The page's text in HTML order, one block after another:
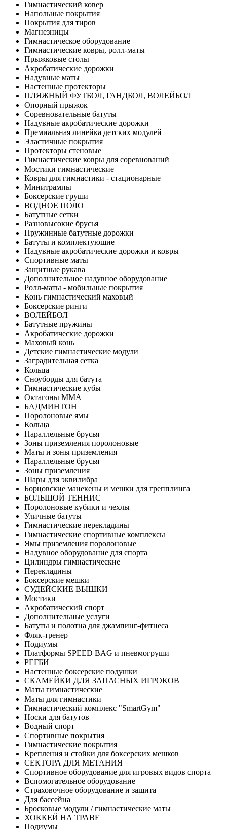
Гимнастический ковер
Напольные покрытия
Покрытия для тиров
Магнезницы
Гимнастическое оборудование
Гимнастические ковры, ролл-маты
Прыжковые столы
Акробатические дорожки
Надувные маты
Настенные протекторы
ПЛЯЖНЫЙ ФУТБОЛ, ГАНДБОЛ, ВОЛЕЙБОЛ
Опорный прыжок
Соревновательные батуты
Надувные акробатические дорожки
Премиальная линейка детских модулей
Эластичные покрытия
Протекторы стеновые
Гимнастические ковры для соревнований
Мостики гимнастические
Ковры для гимнастики - стационарные
Минитрампы
Боксерские груши
ВОДНОЕ ПОЛО
Батутные сетки
Разновысокие брусья
Пружинные батутные дорожки
Батуты и комплектующие
Надувные акробатические дорожки и ковры
Спортивные маты
Защитные рукава
Дополнительное надувное оборудование
Ролл-маты - мобильные покрытия
Конь гимнастический маховый
Боксерские ринги
ВОЛЕЙБОЛ
Батутные пружины
Акробатические дорожки
Маховый конь
Детские гимнастические модули
Заградительная сетка
Кольца
Сноуборды для батута
Гимнастические кубы
Октагоны MMA
БАДМИНТОН
Поролоновые ямы
Кольца
Параллельные брусья
Зоны приземления поролоновые
Маты и зоны приземления
Параллельные брусья
Зоны приземления
Шары для эквилибра
Борцовские манекены и мешки для грепплинга
БОЛЬШОЙ ТЕННИС
Поролоновые кубики и чехлы
Уличные батуты
Гимнастические перекладины
Гимнастические спортивные комплексы
Ямы приземления поролоновые
Надувное оборудование для спорта
Цилиндры гимнастические
Перекладины
Боксерские мешки
СУДЕЙСКИЕ ВЫШКИ
Мостики
Акробатический спорт
Дополнительные услуги
Батуты и полотна для джампинг-фитнеса
Фляк-тренер
Подиумы
Платформы SPEED BAG и пневмогруши
РЕГБИ
Настенные боксерские подушки
СКАМЕЙКИ ДЛЯ ЗАПАСНЫХ ИГРОКОВ
Маты гимнастические
Маты для гимнастики
Гимнастический комплекс "SmartGym"
Носки для батутов
Водный спорт
Спортивные покрытия
Гимнастические покрытия
Крепления и стойки для боксерских мешков
СЕКТОРА ДЛЯ МЕТАНИЯ
Спортивное оборудование для игровых видов спорта
Вспомогательное оборудование
Страховочное оборудование и защита
Для бассейна
Бросковые модули / гимнастические маты
ХОККЕЙ НА ТРАВЕ
Подиумы